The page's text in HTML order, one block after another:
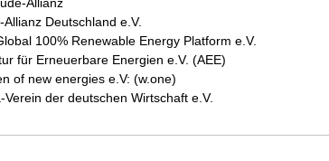
Allianz Deutschland e.V.
100% Renewable Energy Platform e.V.
für Erneuerbare Energien e.V. (AEE)
of new energies e.V: (w.one)
Verein der deutschen Wirtschaft e.V.